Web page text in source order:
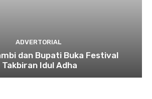
ADVERTORIAL
dan Bupati Buka Festival
Takbiran Idul Adha